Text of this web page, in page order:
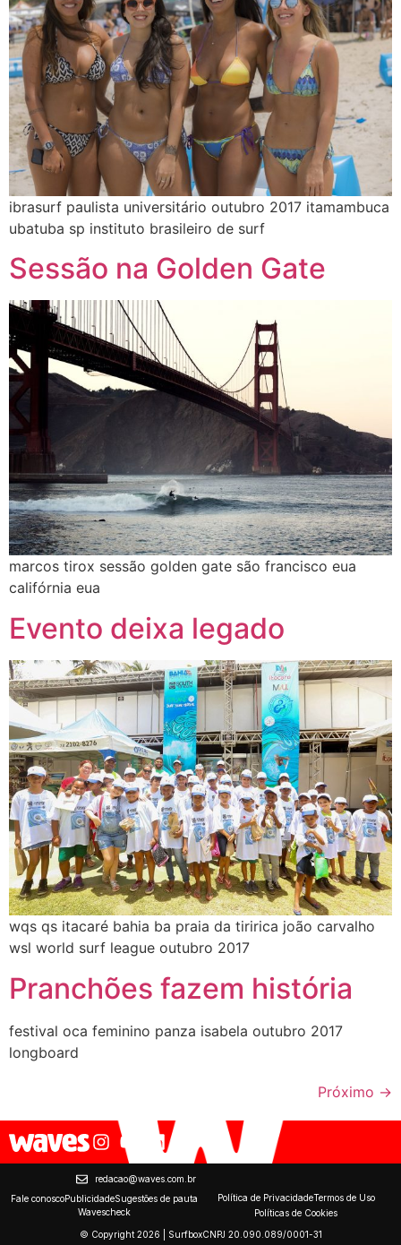
ibrasurf paulista universitário outubro 2017 itamambuca
ubatuba sp instituto brasileiro de surf
Sessão na Golden Gate
marcos tirox sessão golden gate são francisco eua
califórnia eua
Evento deixa legado
wqs qs itacaré bahia ba praia da tiririca joão carvalho
wsl world surf league outubro 2017
Pranchões fazem história
festival oca feminino panza isabela outubro 2017
longboard
Próximo →
redacao@waves.com.br
Fale conoscoPublicidadeSugestões de pauta
Wavescheck
Política de PrivacidadeTermos de Uso
Políticas de Cookies
© Copyright 2026 | SurfboxCNPJ 20.090.089/0001-31